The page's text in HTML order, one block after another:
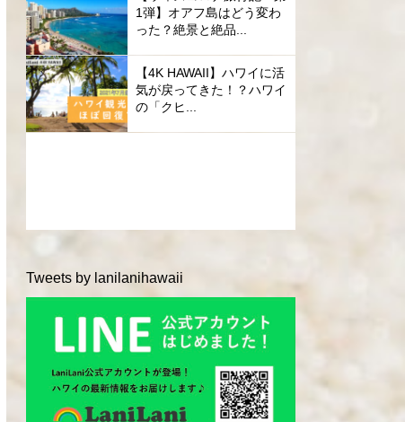
1弾】オアフ島はどう変わ
った？絶景と絶品...
【4K HAWAII】ハワイに活
気が戻ってきた！？ハワイ
の「クヒ...
Tweets by lanilanihawaii